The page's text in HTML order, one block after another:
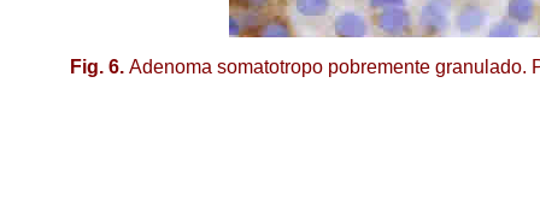
Fig. 6. Adenoma somatotropo pobremente